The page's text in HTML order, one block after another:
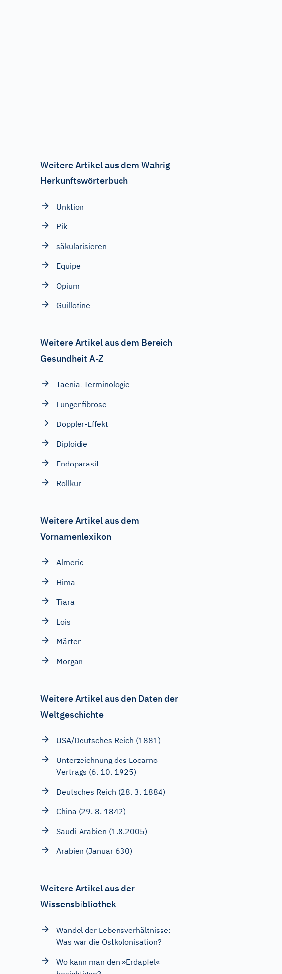
Weitere Artikel aus dem Wahrig
Herkunftswörterbuch
Unktion
Pik
säkularisieren
Equipe
Opium
Guillotine
Weitere Artikel aus dem Bereich
Gesundheit A-Z
Taenia, Terminologie
Lungenfibrose
Doppler-Effekt
Diploidie
Endoparasit
Rollkur
Weitere Artikel aus dem
Vornamenlexikon
Almeric
Hima
Tiara
Lois
Märten
Morgan
Weitere Artikel aus den Daten der
Weltgeschichte
USA/Deutsches Reich (1881)
Unterzeichnung des Locarno-
Vertrags (6. 10. 1925)
Deutsches Reich (28. 3. 1884)
China (29. 8. 1842)
Saudi-Arabien (1.8.2005)
Arabien (Januar 630)
Weitere Artikel aus der
Wissensbibliothek
Wandel der Lebensverhältnisse:
Was war die Ostkolonisation?
Wo kann man den »Erdapfel«